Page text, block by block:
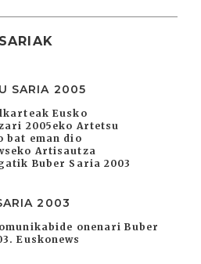
SARIAK
SARIA 2005
Eusko
2005eko Artetsu
bat eman dio
Artisautza
Buber Saria 2003
2003
onenari Buber
Euskonews